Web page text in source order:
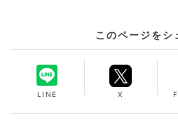
このページをシ
LINE X